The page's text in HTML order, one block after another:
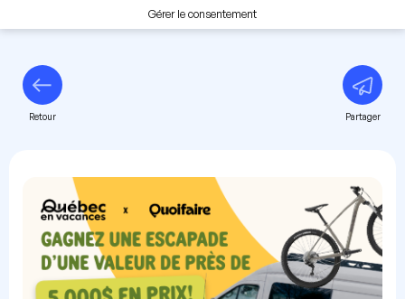
Gérer le consentement
Retour Partager